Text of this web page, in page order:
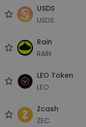
USDS
USDS
Rain
RAIN
LEO Token
LEO
Zcash
ZEC